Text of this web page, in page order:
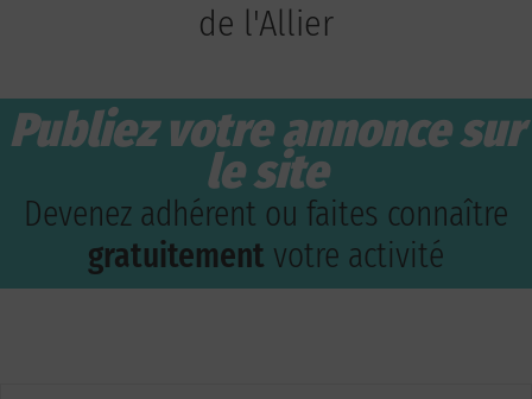
de l'Allier
Publiez votre annonce sur
le site
Devenez adhérent ou faites connaître
gratuitement votre activité